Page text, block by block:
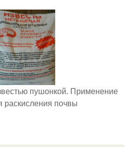
пушонкой. Применение
раскисления почвы